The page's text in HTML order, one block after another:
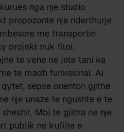
nga nje studio
propozonte nje nderthurje
me transportin
projekt nuk fitoi.
te vene ne jete tani ka
te madh funksional. Ai
sepse orienton gjithe
nje unaze te ngushte e te
Mbi te gjitha ne nje
publik ne kufijte e